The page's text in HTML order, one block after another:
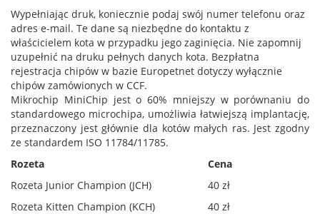
Wypełniając druk, koniecznie podaj swój numer telefonu oraz
adres e-mail. Te dane są niezbędne do kontaktu z
właścicielem kota w przypadku jego zaginięcia. Nie zapomnij
uzupełnić na druku pełnych danych kota. Bezpłatna
rejestracja chipów w bazie Europetnet dotyczy wyłącznie
chipów zamówionych w CCF.
Mikrochip MiniChip jest o 60% mniejszy w porównaniu do
standardowego microchipa, umożliwia łatwiejszą implantację,
przeznaczony jest głównie dla kotów małych ras. Jest zgodny
ze standardem ISO 11784/11785.
Rozeta
Cena
Rozeta Junior Champion (JCH)
40 zł
Rozeta Kitten Champion (KCH)
40 zł